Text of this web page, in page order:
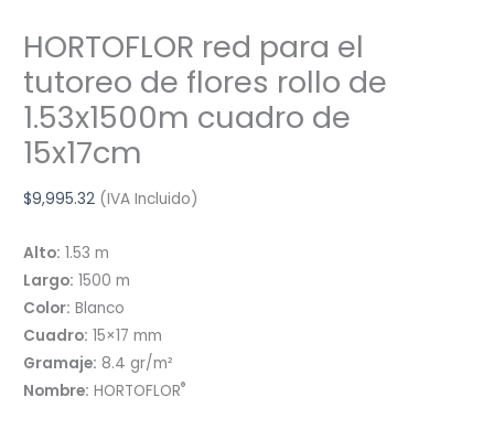
HORTOFLOR red para el
tutoreo de flores rollo de
1.53x1500m cuadro de
15x17cm
$9,995.32 (IVA Incluido)
Alto: 1.53 m
Largo: 1500 m
Color: Blanco
Cuadro: 15×17 mm
Gramaje: 8.4 gr/m²
Nombre: HORTOFLOR®